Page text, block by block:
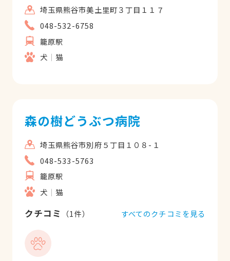
埼玉県熊谷市美土里町３丁目１１７
048-532-6758
籠原駅
犬
猫
森の樹どうぶつ病院
埼玉県熊谷市別府５丁目１０８-１
048-533-5763
籠原駅
犬
猫
クチコミ （1件） すべてのクチコミを見る